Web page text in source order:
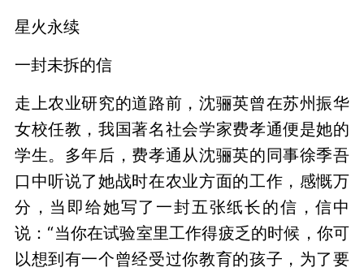
星火永续
一封未拆的信
走上农业研究的道路前，沈骊英曾在苏州振华
女校任教，我国著名社会学家费孝通便是她的
学生。多年后，费孝通从沈骊英的同事徐季吾
口中听说了她战时在农业方面的工作，感慨万
分，当即给她写了一封五张纸长的信，信中
说：“当你在试验室里工作得疲乏的时候，你可
以想到有一个曾经受过你教育的孩子，为了要